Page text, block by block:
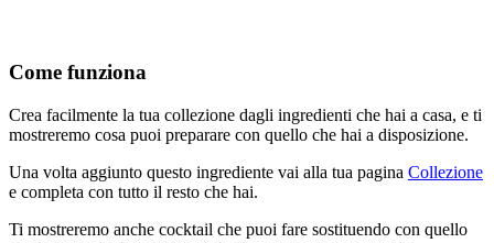
Come funziona
Crea facilmente la tua collezione dagli ingredienti che hai a casa, e ti
mostreremo cosa puoi preparare con quello che hai a disposizione.
Una volta aggiunto questo ingrediente vai alla tua pagina Collezione
e completa con tutto il resto che hai.
Ti mostreremo anche cocktail che puoi fare sostituendo con quello